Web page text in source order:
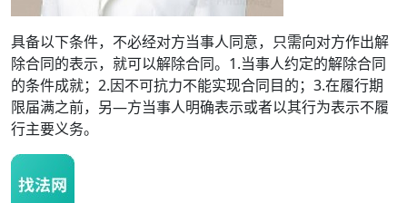
具备以下条件，不必经对方当事人同意，只需向对方作出解
除合同的表示，就可以解除合同。1.当事人约定的解除合同
的条件成就；2.因不可抗力不能实现合同目的；3.在履行期
限届满之前，另—方当事人明确表示或者以其行为表示不履
行主要义务。